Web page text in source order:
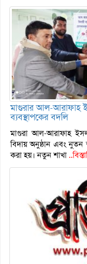
মাগুরার আল-আরাফাহ
ব্যবস্থাপকের বদলি
মাগুরা আল-আরাফাহ
বিদায় অনুষ্ঠান এবং নুতন
করা হয়। নতুন শাখা